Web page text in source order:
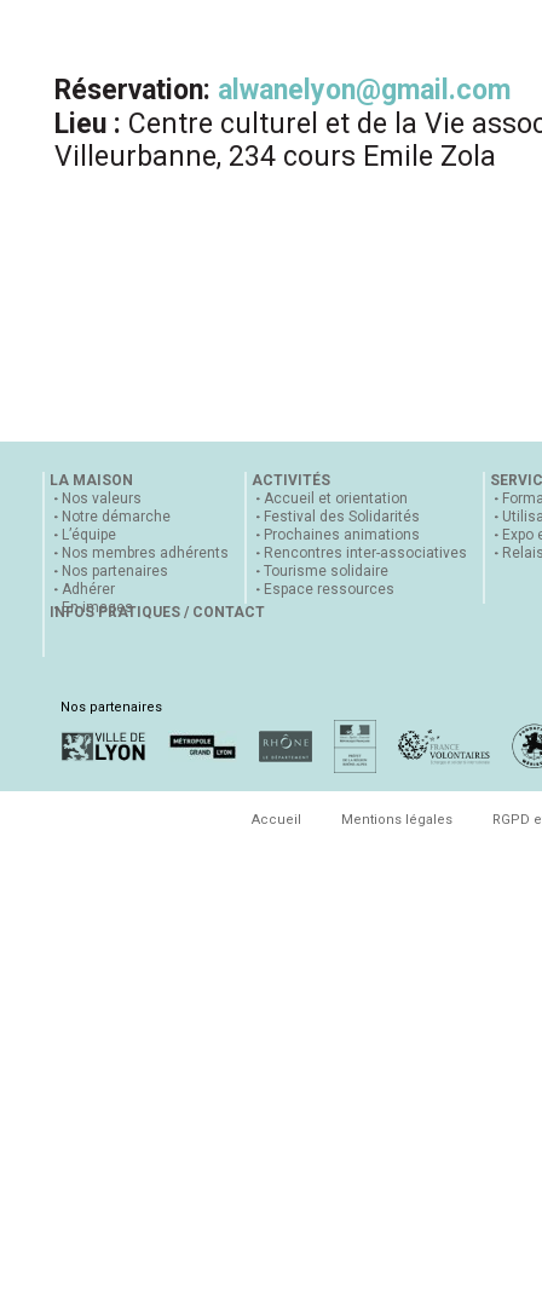
Réservation: alwanelyon@gmail.com
Lieu : Centre culturel et de la Vie
Villeurbanne, 234 cours Emile Zola
LA MAISON
Nos valeurs
Notre démarche
L’équipe
Nos membres adhérents
Nos partenaires
Adhérer
En images
ACTIVITÉS
Accueil et orientation
Festival des Solidarités
Prochaines animations
Rencontres inter-associatives
Tourisme solidaire
Espace ressources
Expo
INFOS PRATIQUES / CONTACT
Nos partenaires
Accueil Mentions légales RGPD